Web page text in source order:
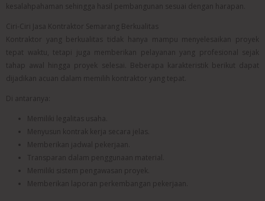
kesalahpahaman sehingga hasil pembangunan sesuai dengan harapan.
Ciri-Ciri Jasa Kontraktor Semarang Berkualitas
Kontraktor yang berkualitas tidak hanya mampu menyelesaikan proyek
tepat waktu, tetapi juga memberikan pelayanan yang profesional sejak
tahap awal hingga proyek selesai. Beberapa karakteristik berikut dapat
dijadikan acuan dalam memilih kontraktor yang tepat.
Di antaranya:
Memiliki legalitas usaha.
Menyusun kontrak kerja secara jelas.
Memberikan jadwal pekerjaan.
Transparan dalam penggunaan material.
Memiliki sistem pengawasan proyek.
Memberikan laporan perkembangan pekerjaan.